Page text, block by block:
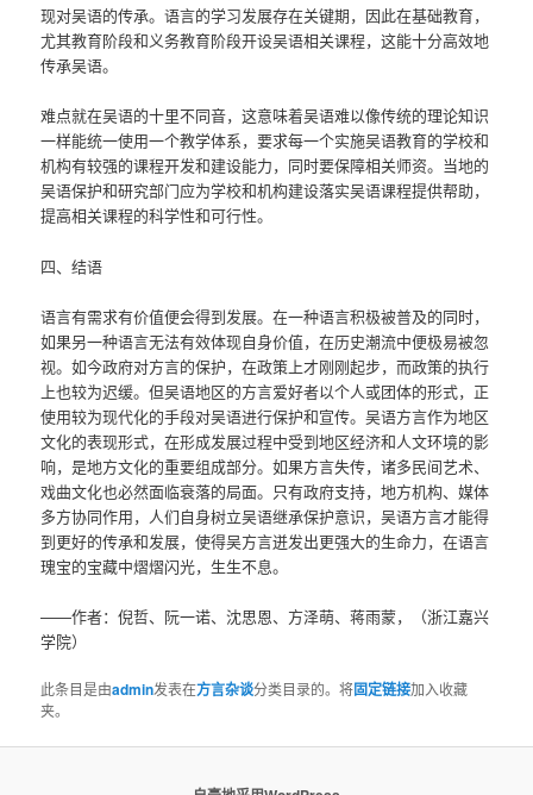
现对吴语的传承。语言的学习发展存在关键期，因此在基础教育，
尤其教育阶段和义务教育阶段开设吴语相关课程，这能十分高效地
传承吴语。
难点就在吴语的十里不同音，这意味着吴语难以像传统的理论知识
一样能统一使用一个教学体系，要求每一个实施吴语教育的学校和
机构有较强的课程开发和建设能力，同时要保障相关师资。当地的
吴语保护和研究部门应为学校和机构建设落实吴语课程提供帮助，
提高相关课程的科学性和可行性。
四、结语
语言有需求有价值便会得到发展。在一种语言积极被普及的同时，
如果另一种语言无法有效体现自身价值，在历史潮流中便极易被忽
视。如今政府对方言的保护，在政策上才刚刚起步，而政策的执行
上也较为迟缓。但吴语地区的方言爱好者以个人或团体的形式，正
使用较为现代化的手段对吴语进行保护和宣传。吴语方言作为地区
文化的表现形式，在形成发展过程中受到地区经济和人文环境的影
响，是地方文化的重要组成部分。如果方言失传，诸多民间艺术、
戏曲文化也必然面临衰落的局面。只有政府支持，地方机构、媒体
多方协同作用，人们自身树立吴语继承保护意识，吴语方言才能得
到更好的传承和发展，使得吴方言迸发出更强大的生命力，在语言
瑰宝的宝藏中熠熠闪光，生生不息。
——作者：倪哲、阮一诺、沈思恩、方泽萌、蒋雨蒙，（浙江嘉兴
学院）
此条目是由admin发表在方言杂谈分类目录的。将固定链接加入收藏
夹。